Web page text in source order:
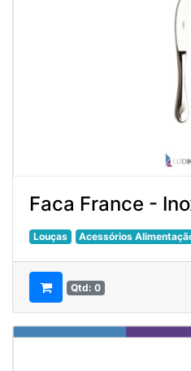
Faca France -
Louças Acessórios
Qtd: 0